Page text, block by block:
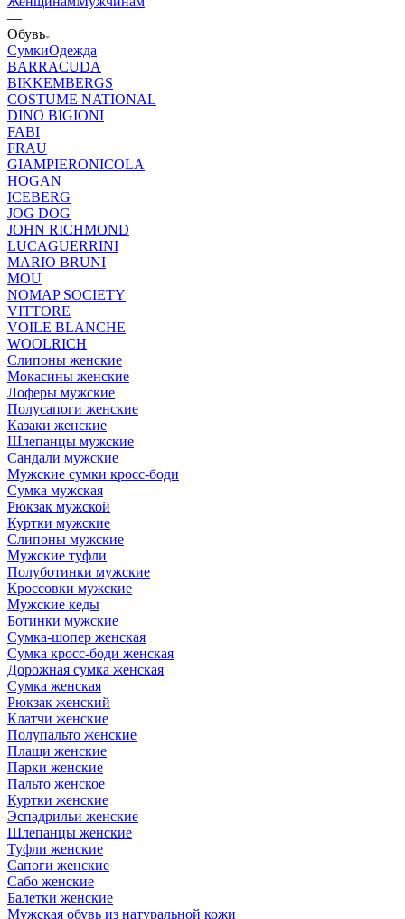
—
Обувь
СумкиОдежда
BARRACUDA
BIKKEMBERGS
COSTUME NATIONAL
DINO BIGIONI
FABI
FRAU
GIAMPIERONICOLA
HOGAN
ICEBERG
JOG DOG
JOHN RICHMOND
LUCAGUERRINI
MARIO BRUNI
MOU
NOMAP SOCIETY
VITTORE
VOILE BLANCHE
WOOLRICH
Слипоны женские
Мокасины женские
Лоферы мужские
Полусапоги женские
Казаки женские
Шлепанцы мужские
Сандали мужские
Мужские сумки кросс-боди
Сумка мужская
Рюкзак мужской
Куртки мужские
Слипоны мужские
Мужские туфли
Полуботинки мужские
Кроссовки мужские
Мужские кеды
Ботинки мужские
Сумка-шопер женская
Сумка кросс-боди женская
Дорожная сумка женская
Сумка женская
Рюкзак женский
Клатчи женские
Полупальто женские
Плащи женские
Парки женские
Пальто женское
Куртки женские
Эспадрильи женские
Шлепанцы женские
Туфли женские
Сапоги женские
Сабо женские
Балетки женские
Мужская обувь из натуральной кожи